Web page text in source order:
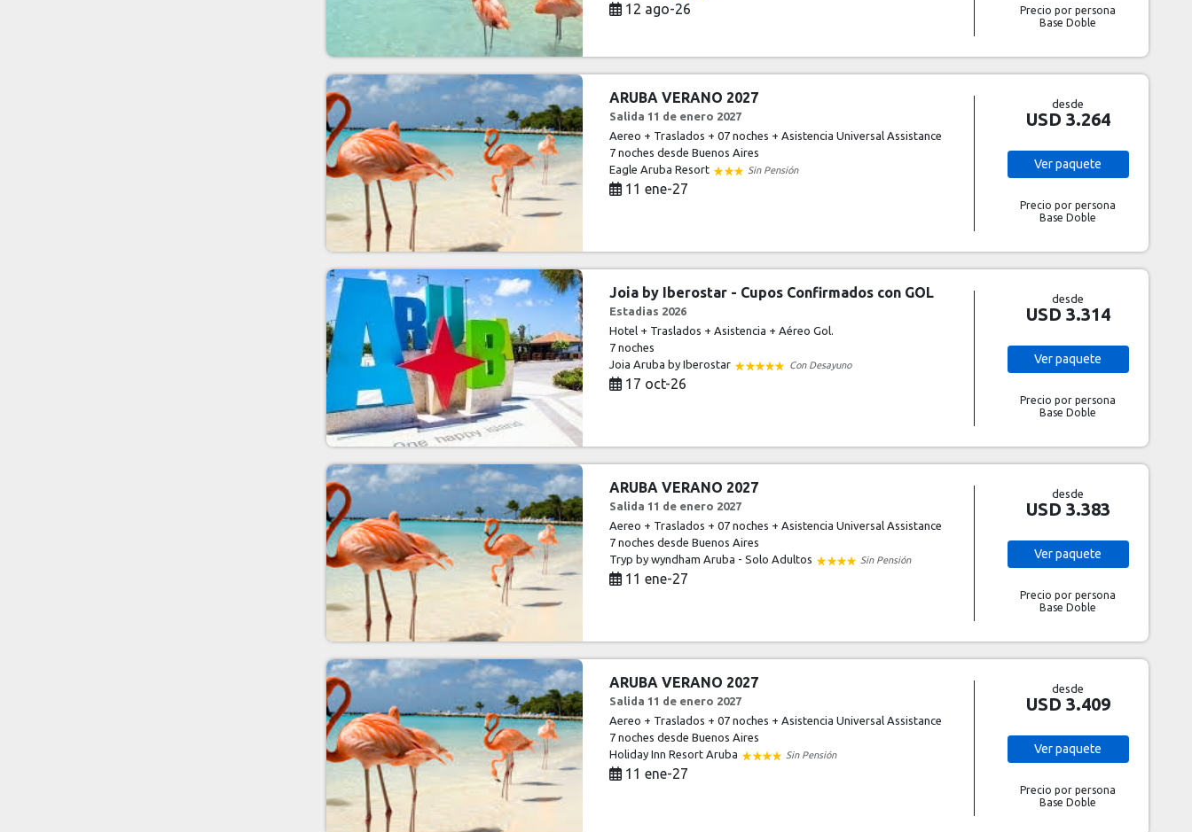
12 ago-26
Precio por persona
Base Doble
ARUBA VERANO 2027
Salida 11 de enero 2027
Aereo + Traslados + 07 noches + Asistencia Universal Assistance
7 noches desde Buenos Aires
Eagle Aruba Resort
Sin Pensión
11 ene-27
desde
USD 3.264
Verpaquete
Precio por persona
Base Doble
Joia by Iberostar - Cupos Confirmados con GOL
Estadias 2026
Hotel + Traslados + Asistencia + Aéreo Gol.
7 noches
Joia Aruba by Iberostar
Con Desayuno
17 oct-26
desde
USD 3.314
Verpaquete
Precio por persona
Base Doble
ARUBA VERANO 2027
Salida 11 de enero 2027
Aereo + Traslados + 07 noches + Asistencia Universal Assistance
7 noches desde Buenos Aires
Tryp by wyndham Aruba - Solo Adultos
Sin Pensión
11 ene-27
desde
USD 3.383
Verpaquete
Precio por persona
Base Doble
ARUBA VERANO 2027
Salida 11 de enero 2027
Aereo + Traslados + 07 noches + Asistencia Universal Assistance
7 noches desde Buenos Aires
Holiday Inn Resort Aruba
Sin Pensión
11 ene-27
desde
USD 3.409
Verpaquete
Precio por persona
Base Doble